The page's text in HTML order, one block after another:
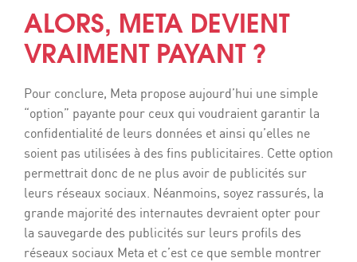
ALORS, META DEVIENT
VRAIMENT PAYANT ?
Pour conclure, Meta propose aujourd’hui une simple
“option” payante pour ceux qui voudraient garantir la
confidentialité de leurs données et ainsi qu’elles ne
soient pas utilisées à des fins publicitaires. Cette option
permettrait donc de ne plus avoir de publicités sur
leurs réseaux sociaux. Néanmoins, soyez rassurés, la
grande majorité des internautes devraient opter pour
la sauvegarde des publicités sur leurs profils des
réseaux sociaux Meta et c’est ce que semble montrer